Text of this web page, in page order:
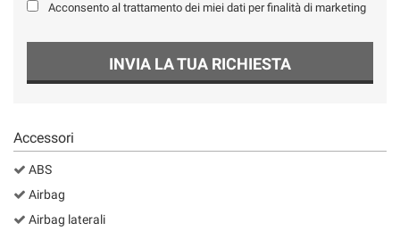
Acconsento al trattamento dei miei dati per finalità di marketing
INVIA LA TUA RICHIESTA
Accessori
ABS
Airbag
Airbag laterali
Salva